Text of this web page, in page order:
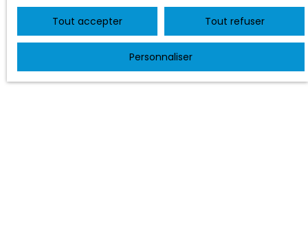
Tout accepter Tout refuser
Personnaliser